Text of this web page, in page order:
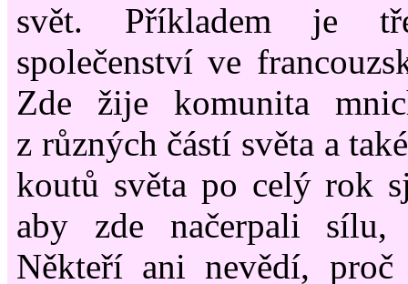
svět. Příkladem je
společenství ve
Zde žije komunita
z různých částí světa a
koutů světa po celý rok
aby zde načerpali sílu,
Někteří ani nevědí,